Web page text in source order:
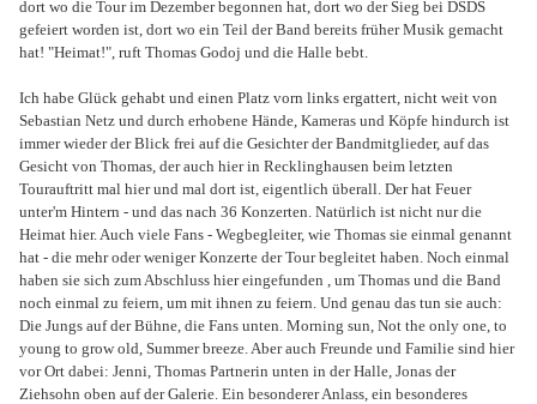
dort wo die Tour im Dezember begonnen hat, dort wo der Sieg bei DSDS
gefeiert worden ist, dort wo ein Teil der Band bereits früher Musik gemacht
hat! "Heimat!", ruft Thomas Godoj und die Halle bebt.
Ich habe Glück gehabt und einen Platz vorn links ergattert, nicht weit von
Sebastian Netz und durch erhobene Hände, Kameras und Köpfe hindurch ist
immer wieder der Blick frei auf die Gesichter der Bandmitglieder, auf das
Gesicht von Thomas, der auch hier in Recklinghausen beim letzten
Tourauftritt mal hier und mal dort ist, eigentlich überall. Der hat Feuer
unter'm Hintern - und das nach 36 Konzerten. Natürlich ist nicht nur die
Heimat hier. Auch viele Fans - Wegbegleiter, wie Thomas sie einmal genannt
hat - die mehr oder weniger Konzerte der Tour begleitet haben. Noch einmal
haben sie sich zum Abschluss hier eingefunden , um Thomas und die Band
noch einmal zu feiern, um mit ihnen zu feiern. Und genau das tun sie auch:
Die Jungs auf der Bühne, die Fans unten. Morning sun, Not the only one, to
young to grow old, Summer breeze. Aber auch Freunde und Familie sind hier
vor Ort dabei: Jenni, Thomas Partnerin unten in der Halle, Jonas der
Ziehsohn oben auf der Galerie. Ein besonderer Anlass, ein besonderes